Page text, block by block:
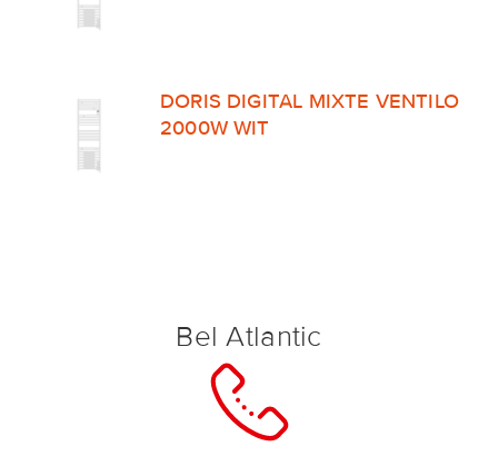
DORIS DIGITAL MIXTE VENTILO
2000W WIT
Bel Atlantic